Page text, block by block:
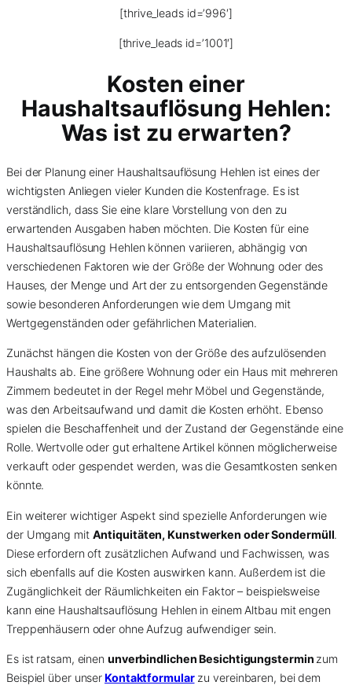
[thrive_leads id=’996′]
[thrive_leads id=’1001′]
Kosten einer
Haushaltsauflösung Hehlen:
Was ist zu erwarten?
Bei der Planung einer Haushaltsauflösung Hehlen ist eines der
wichtigsten Anliegen vieler Kunden die Kostenfrage. Es ist
verständlich, dass Sie eine klare Vorstellung von den zu
erwartenden Ausgaben haben möchten. Die Kosten für eine
Haushaltsauflösung Hehlen können variieren, abhängig von
verschiedenen Faktoren wie der Größe der Wohnung oder des
Hauses, der Menge und Art der zu entsorgenden Gegenstände
sowie besonderen Anforderungen wie dem Umgang mit
Wertgegenständen oder gefährlichen Materialien.
Zunächst hängen die Kosten von der Größe des aufzulösenden
Haushalts ab. Eine größere Wohnung oder ein Haus mit mehreren
Zimmern bedeutet in der Regel mehr Möbel und Gegenstände,
was den Arbeitsaufwand und damit die Kosten erhöht. Ebenso
spielen die Beschaffenheit und der Zustand der Gegenstände eine
Rolle. Wertvolle oder gut erhaltene Artikel können möglicherweise
verkauft oder gespendet werden, was die Gesamtkosten senken
könnte.
Ein weiterer wichtiger Aspekt sind spezielle Anforderungen wie
der Umgang mit Antiquitäten, Kunstwerken oder Sondermüll.
Diese erfordern oft zusätzlichen Aufwand und Fachwissen, was
sich ebenfalls auf die Kosten auswirken kann. Außerdem ist die
Zugänglichkeit der Räumlichkeiten ein Faktor – beispielsweise
kann eine Haushaltsauflösung Hehlen in einem Altbau mit engen
Treppenhäusern oder ohne Aufzug aufwendiger sein.
Es ist ratsam, einen unverbindlichen Besichtigungstermin zum
Beispiel über unserKontaktformularzu vereinbaren, bei dem